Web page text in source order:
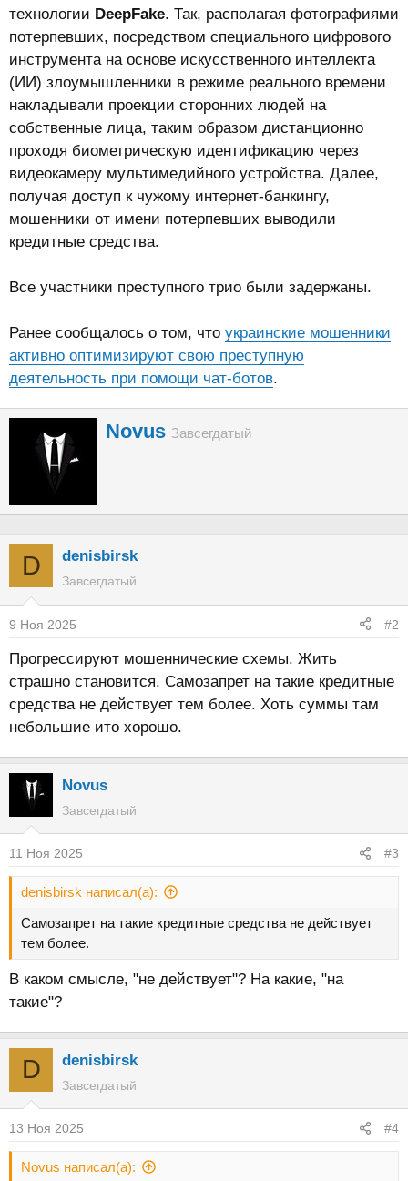
технологии DeepFake. Так, располагая фотографиями
потерпевших, посредством специального цифрового
инструмента на основе искусственного интеллекта
(ИИ) злоумышленники в режиме реального времени
накладывали проекции сторонних людей на
собственные лица, таким образом дистанционно
проходя биометрическую идентификацию через
видеокамеру мультимедийного устройства. Далее,
получая доступ к чужому интернет-банкингу,
мошенники от имени потерпевших выводили
кредитные средства.
Все участники преступного трио были задержаны.
Ранее сообщалось о том, что украинские мошенники
активно оптимизируют свою преступную
деятельность при помощи чат-ботов.
А
р
Novus Завсегдатый
D denisbirsk
Завсегдатый
9 Ноя 2025 #2
Прогрессируют мошеннические схемы. Жить
страшно становится. Самозапрет на такие кредитные
средства не действует тем более. Хоть суммы там
небольшие ито хорошо.
Novus
Завсегдатый
11 Ноя 2025 #3
denisbirsk написал(а):
Самозапрет на такие кредитные средства не действует
тем более.
В каком смысле, "не действует"? На какие, "на
такие"?
D denisbirsk
Завсегдатый
13 Ноя 2025 #4
Novus написал(а):